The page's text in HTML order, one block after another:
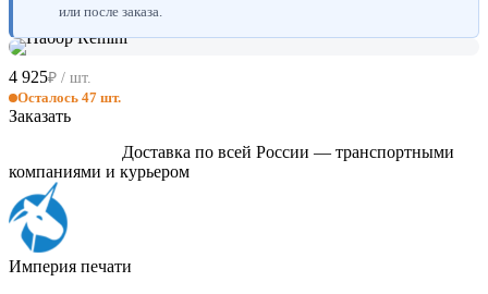
или после заказа.
4 925₽ / шт.
Осталось 47 шт.
Заказать
Доставка по всей России — транспортными
компаниями и курьером
Империя печати